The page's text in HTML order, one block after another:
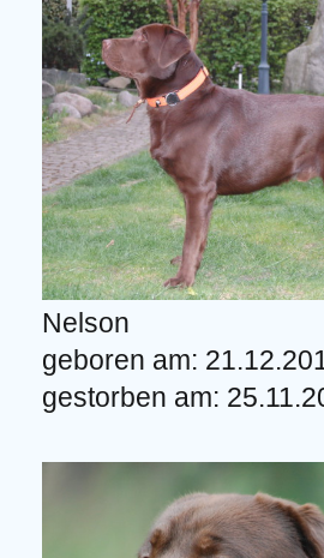
Nelson
geboren am:
gestorben am: